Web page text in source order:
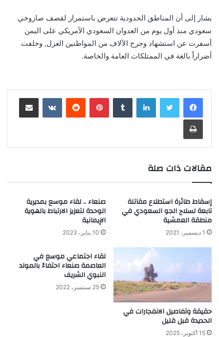
يشار إلى أن المناطق الحدودية تتعرض باستمرار لقصف صاروخي
سعودي منذ أول يوم من العدوان السعودي الأمريكي على اليمن
أسفرت عن استشهاد وجرح الآلاف من المواطنين العزل, وخلفت
أضراراً بالغة في الممتلكات العامة والخاصة.
لينكدإن بينتيريست
مقالات ذات صلة
إسقاط طائرة استطلاع مقاتلة
تابعة لسلاح الجو السعودي في
منطقة العمشية
1 ديسمبر، 2021
صنعاء .. لقاء موسع بمديرية
الوحدة لتعزيز الارتباط بالهوية
الإيمانية
10 يناير، 2023
حقيقة وتفاصيل الانفجارات في
الحديدة قبل قليل
15 أكتوبر، 2025
لقاء اجتماعي موسع في
العاصمة صنعاء احتفاءً بالمولد
النبوي الشريف
25 سبتمبر، 2022